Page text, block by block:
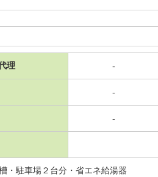
理 -
-
-
・駐車場２台分・省エネ給湯器